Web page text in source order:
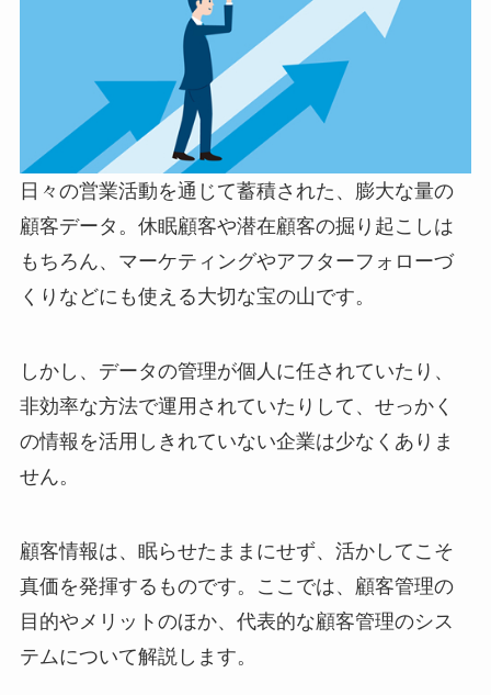
日々の営業活動を通じて蓄積された、膨大な量の
顧客データ。休眠顧客や潜在顧客の掘り起こしは
もちろん、マーケティングやアフターフォローづ
くりなどにも使える大切な宝の山です。
しかし、データの管理が個人に任されていたり、
非効率な方法で運用されていたりして、せっかく
の情報を活用しきれていない企業は少なくありま
せん。
顧客情報は、眠らせたままにせず、活かしてこそ
真価を発揮するものです。ここでは、顧客管理の
目的やメリットのほか、代表的な顧客管理のシス
テムについて解説します。